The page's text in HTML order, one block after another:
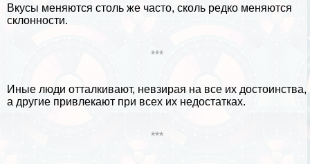
Вкусы меняются столь же часто, сколь редко меняются
склонности.
***
Иные люди отталкивают, невзирая на все их достоинства,
а другие привлекают при всех их недостатках.
***